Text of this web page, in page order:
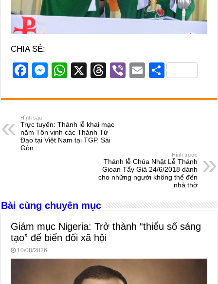
CHIA SẺ:
F
c
e
b
o
M
ss
e
n
g
W
at
A
p
X
T
e
d
s
Vi
er
E
ail
S
ar
Hình sau
Trực tuyến: Thánh lễ khai mạc
năm Tôn vinh các Thánh Tử
Đạo tại Việt Nam tại TGP. Sài
Gòn
Hình trước
Thánh lễ Chúa Nhật Lễ Thánh
Gioan Tẩy Giả 24/6/2018 dành
cho những người không thể đến
nhà thờ
Bài cùng chuyên mục
Giám mục Nigeria: Trở thành “thiểu số sáng
tạo” để biến đổi xã hội
10/08/2026